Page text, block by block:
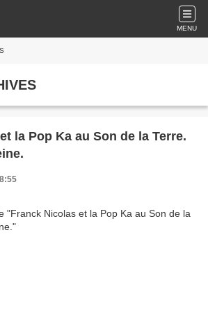
MENU
la Pop Ka au Son de la Terre.